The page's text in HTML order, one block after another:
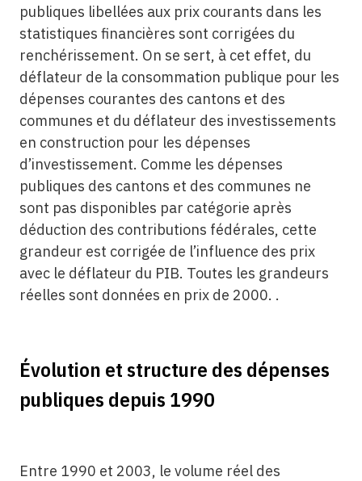
publiques libellées aux prix courants dans les
statistiques financières sont corrigées du
renchérissement. On se sert, à cet effet, du
déflateur de la consommation publique pour les
dépenses courantes des cantons et des
communes et du déflateur des investissements
en construction pour les dépenses
d’investissement. Comme les dépenses
publiques des cantons et des communes ne
sont pas disponibles par catégorie après
déduction des contributions fédérales, cette
grandeur est corrigée de l’influence des prix
avec le déflateur du PIB. Toutes les grandeurs
réelles sont données en prix de 2000. .
Évolution et structure des dépenses
publiques depuis 1990
Entre 1990 et 2003, le volume réel des